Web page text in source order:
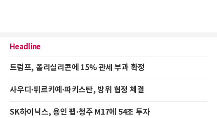
Headline
트럼프, 폴리실리콘에 15% 관세 부과 확정
사우디·튀르키예·파키스탄, 방위 협정 체결
SK하이닉스, 용인 팹·청주 M17에 54조 투자